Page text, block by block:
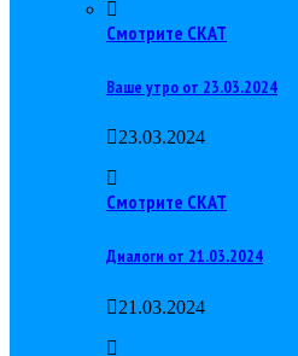
Смотрите СКАТ
Ваше утро от 23.03.2024
23.03.2024
Смотрите СКАТ
Диалоги от 21.03.2024
21.03.2024